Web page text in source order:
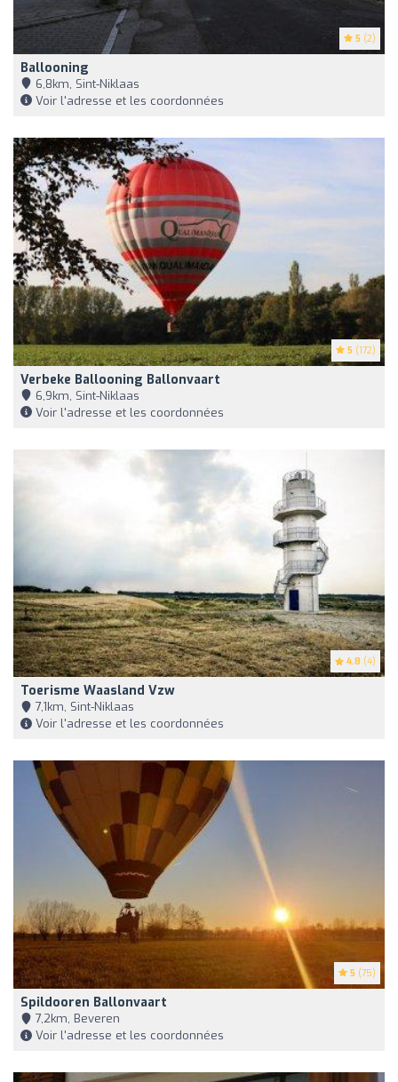
5 (2)
Ballooning
6,8km, Sint-Niklaas
Voir l'adresse et les coordonnées
5 (172)
Verbeke Ballooning Ballonvaart
6,9km, Sint-Niklaas
Voir l'adresse et les coordonnées
4.8 (4)
Toerisme Waasland Vzw
7,1km, Sint-Niklaas
Voir l'adresse et les coordonnées
5 (75)
Spildooren Ballonvaart
7,2km, Beveren
Voir l'adresse et les coordonnées